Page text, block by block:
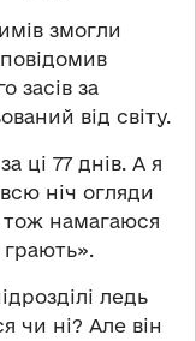
змогли
засів за
від світу.
ці 77 днів. А я
ніч огляди
тож намагаюся
грають».
ледь
чи ні? Але він